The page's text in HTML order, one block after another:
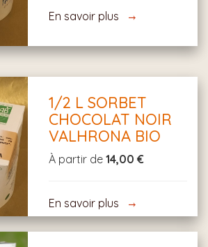
En savoir plus
1/2 L SORBET
CHOCOLAT NOIR
VALHRONA BIO
À partir de14,00 €
En savoir plus